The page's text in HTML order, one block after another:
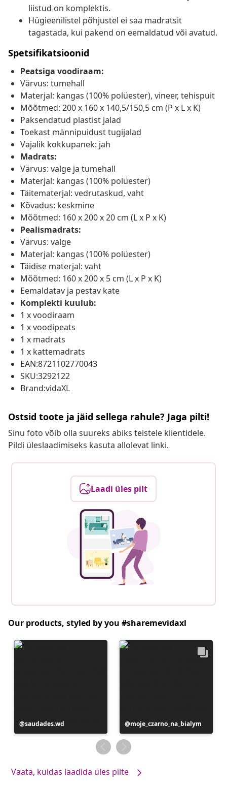
liistud on komplektis.
Hügieenilistel põhjustel ei saa madratsit
tagastada, kui pakend on eemaldatud või avatud.
Spetsifikatsioonid
Peatsiga voodiraam:
Värvus: tumehall
Materjal: kangas (100% polüester), vineer, tehispuit
Mõõtmed: 200 x 160 x 140,5/150,5 cm (P x L x K)
Paksendatud plastist jalad
Toekast männipuidust tugijalad
Vajalik kokkupanek: jah
Madrats:
Värvus: valge ja tumehall
Materjal: kangas (100% polüester)
Täitematerjal: vedrutaskud, vaht
Kõvadus: keskmine
Mõõtmed: 160 x 200 x 20 cm (L x P x K)
Pealismadrats:
Värvus: valge
Materjal: kangas (100% polüester)
Täidise materjal: vaht
Mõõtmed: 160 x 200 x 5 cm (L x P x K)
Eemaldatav ja pestav kate
Komplekti kuulub:
1 x voodiraam
1 x voodipeats
1 x madrats
1 x kattemadrats
EAN:8721102770043
SKU:3292122
Brand:vidaXL
Ostsid toote ja jäid sellega rahule? Jaga pilti!
Sinu foto võib olla suureks abiks teistele klientidele.
Pildi üleslaadimiseks kasuta allolevat linki.
Laadi üles pilt
Our products, styled by you #sharemevidaxl
Postitus
avaldatud
saudades.wd
Postitus
avaldatud
moje_czarno_na_bialym
Vaata, kuidas laadida üles pilte